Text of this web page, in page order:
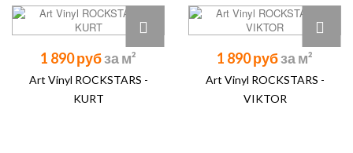
1 890 руб
Art Vinyl ROCKSTARS -
KURT
1 890 руб
Art Vinyl ROCKSTARS -
VIKTOR